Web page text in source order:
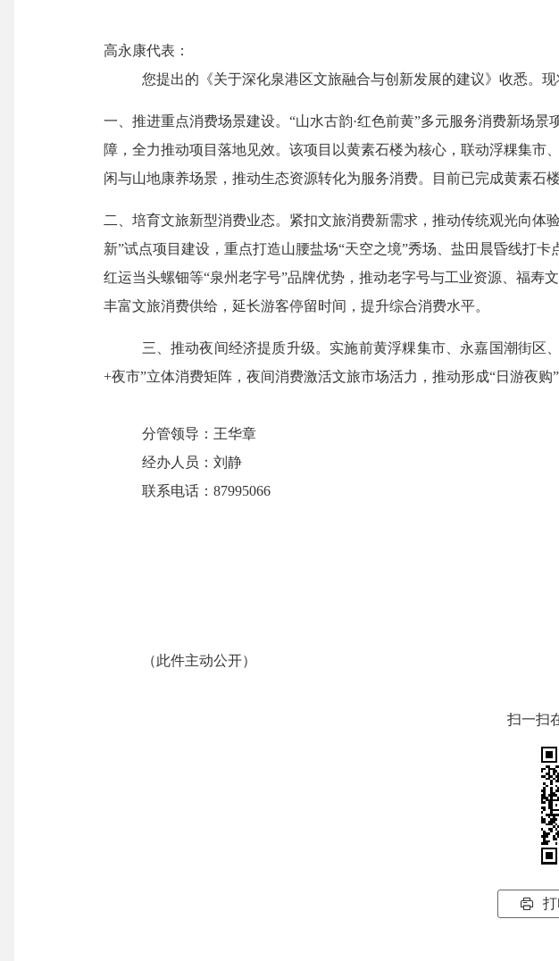
高永康代表 ：
您提出的《关于深化泉港区文旅融合与创新发展的建议》收悉。现
一、推进重点消费场景建设。 “山水古韵·红色前黄”多元服务消费新场景
障，全力推动项目落地见效。该项目以黄素石楼为核心 ， 联动浮粿集市、
闲与山地康养场景，推动生态资源转化为服务消费。
目前已完成黄素石
二、培育文旅新型消费业态。 紧扣文旅消费新需求，推动传统观光向体
新”试点项目建设，重点打造山腰盐场“天空之境”秀场、盐田晨昏线打
红运当头螺钿等“泉州老字号”品牌优势，推动老字号与工业资源、福寿
丰富文旅消费供给，延长游客停留时间，提升综合消费水平。
三、推动夜间经济提质升级。 实施前黄浮粿集市、永嘉国潮街区
+夜市”立体消费矩阵， 夜间消费激活文旅市场活力，推动形成“日游夜购
分管领导： 王华章
经办人员： 刘静
联系电话： 87995066
（此件主动公开）
扫一扫
